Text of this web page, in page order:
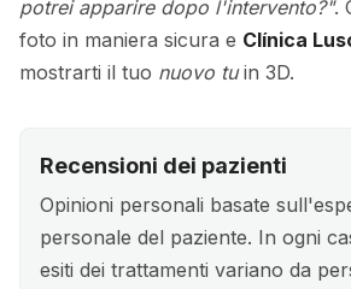
potrei apparire dopo l'intervento?".
foto in maniera sicura e Clínica
mostrarti il tuo nuovo tuin 3D.
Recensioni dei pazienti
Opinioni personali basate
personale del paziente. In ogni
esiti dei trattamenti variano da